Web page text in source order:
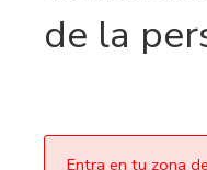
de la
Entra en tu zona